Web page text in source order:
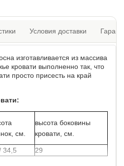
Условия доставки
изготавливается из массива
кровати выполненно так, что
просто присесть на край
см.
высота боковины
кровати, см.
34,5 29